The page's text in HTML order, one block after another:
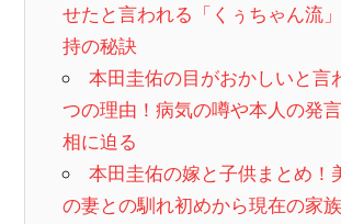
せたと言われる「くぅちゃん流
持の秘訣
本田圭佑の目がおかしいと言
つの理由！病気の噂や本人の発
相に迫る
本田圭佑の嫁と子供まとめ！
の妻との馴れ初めから現在の家